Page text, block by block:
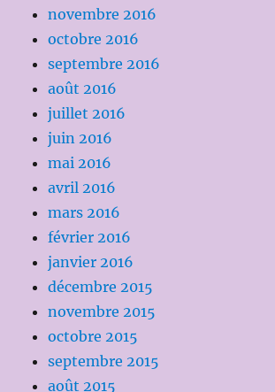
novembre 2016
octobre 2016
septembre 2016
août 2016
juillet 2016
juin 2016
mai 2016
avril 2016
mars 2016
février 2016
janvier 2016
décembre 2015
novembre 2015
octobre 2015
septembre 2015
août 2015